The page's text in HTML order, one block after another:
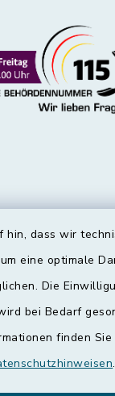
hin, dass wir
eine optimale
Die
bei Bedarf
finden Sie
.
Kontakt
Datenschutz